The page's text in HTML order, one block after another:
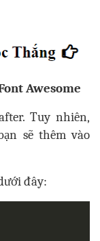
Awesome
Tuy nhiên,
sẽ thêm vào
đây: